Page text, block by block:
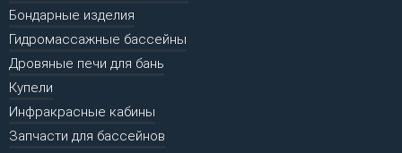
Бондарные изделия
Гидромассажные бассейны
Дровяные печи для бань
Купели
Инфракрасные кабины
Запчасти для бассейнов